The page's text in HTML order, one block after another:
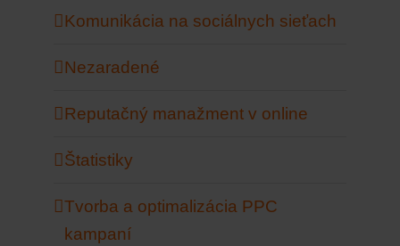
Komunikácia na sociálnych sieťach
Nezaradené
Reputačný manažment v online
Štatistiky
Tvorba a optimalizácia PPC
kampaní